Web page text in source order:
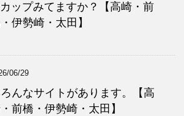
ップみてますか？【高崎・前
伊勢崎・太田】
06/29
んなサイトがあります。【高
前橋・伊勢崎・太田】